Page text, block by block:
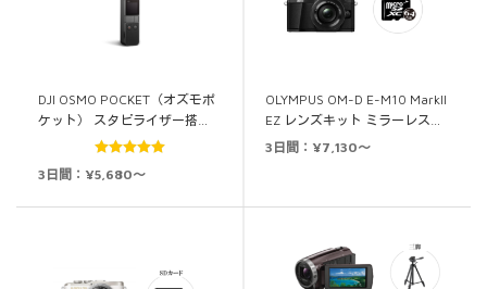
DJI OSMO POCKET（オズモポ
ケット） スタビライザー搭…
3日間：¥5,680～
OLYMPUS OM-D E-M10 MarkII
EZ レンズキット ミラーレス…
3日間：¥7,130～